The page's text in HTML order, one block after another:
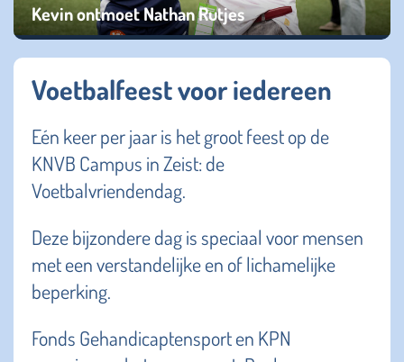
Kevin ontmoet Nathan Rutjes
Voetbalfeest voor iedereen
Eén keer per jaar is het groot feest op de
KNVB Campus in Zeist: de
Voetbalvriendendag.
Deze bijzondere dag is speciaal voor mensen
met een verstandelijke en of lichamelijke
beperking.
Fonds Gehandicaptensport en KPN